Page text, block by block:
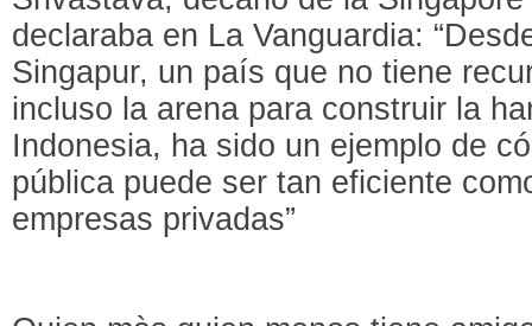
declaraba en La Vanguardia:
Singapur, un país que no tiene
incluso la arena para construir la
Indonesia, ha sido un ejemplo de
pública puede ser tan eficiente
empresas privadas”